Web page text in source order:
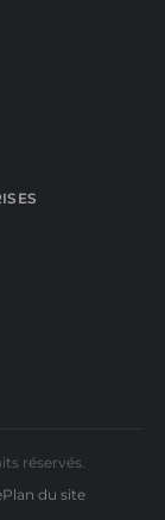
réservés.
Plan du site